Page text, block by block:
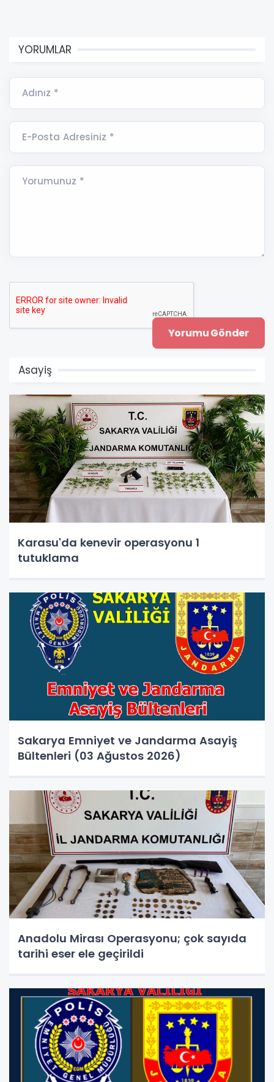
YORUMLAR
Adınız *
E-Posta Adresiniz *
Yorumunuz *
Asayiş
Karasu'da kenevir operasyonu 1
tutuklama
Sakarya Emniyet ve Jandarma Asayiş
Bültenleri (03 Ağustos 2026)
Anadolu Mirası Operasyonu; çok sayıda
tarihi eser ele geçirildi